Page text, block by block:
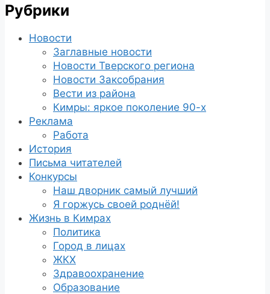
Рубрики
Новости
Заглавные новости
Новости Тверского региона
Новости Заксобрания
Вести из района
Кимры: яркое поколение 90-х
Реклама
Работа
История
Письма читателей
Конкурсы
Наш дворник самый лучший
Я горжусь своей роднёй!
Жизнь в Кимрах
Политика
Город в лицах
ЖКХ
Здравоохранение
Образование